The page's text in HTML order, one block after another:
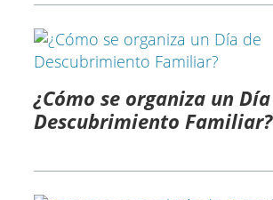
¿Cómo se organiza un
Descubrimiento Familiar? ​